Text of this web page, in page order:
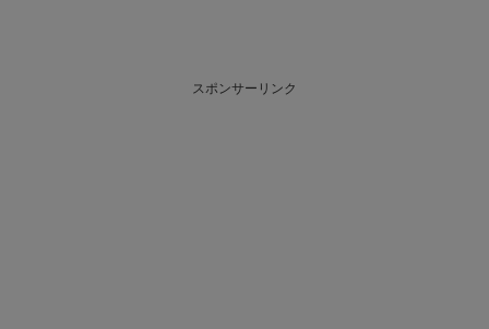
スポンサーリンク